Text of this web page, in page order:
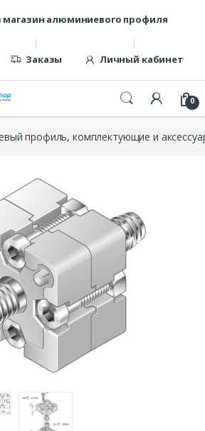
алюминиевого профиля
Заказы Личный кабинет
0
профиль, комплектующие и